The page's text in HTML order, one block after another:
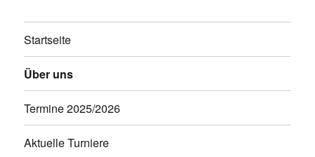
Startseite
Über uns
Termine 2025/2026
Aktuelle Turniere